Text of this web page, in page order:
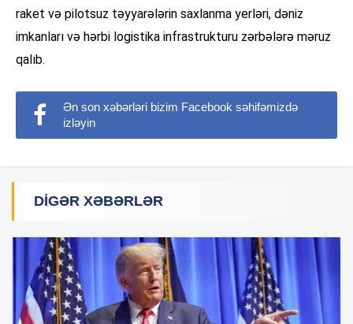
raket və pilotsuz təyyarələrin saxlanma yerləri, dəniz
imkanları və hərbi logistika infrastrukturu zərbələrə məruz
qalıb.
Ən son xəbərləri bizim Facebook səhifəmizdə
izləyin
DIGƏR XƏBƏRLƏR